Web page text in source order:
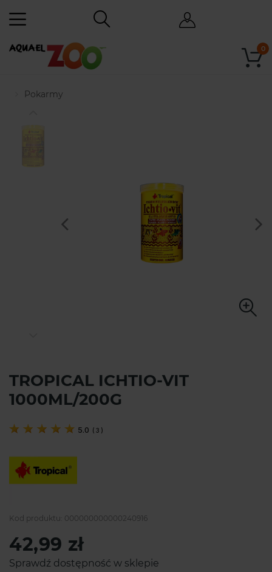
0
Pokarmy
TROPICAL ICHTIO-VIT
1000ML/200G
5.0 ( 3 )
Kod produktu: 000000000000240916
42,99 zł
Sprawdź dostępność w sklepie